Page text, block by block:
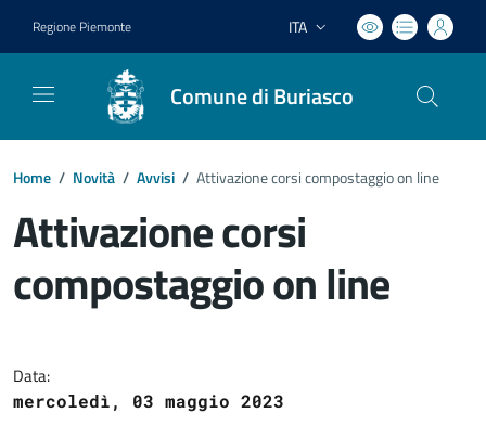
Regione Piemonte Lingua attiva:
ITA
Comune di Buriasco
Home / Novità / Avvisi / Attivazione corsi compostaggio on line
Attivazione corsi
compostaggio on line
Data:
mercoledì, 03 maggio 2023